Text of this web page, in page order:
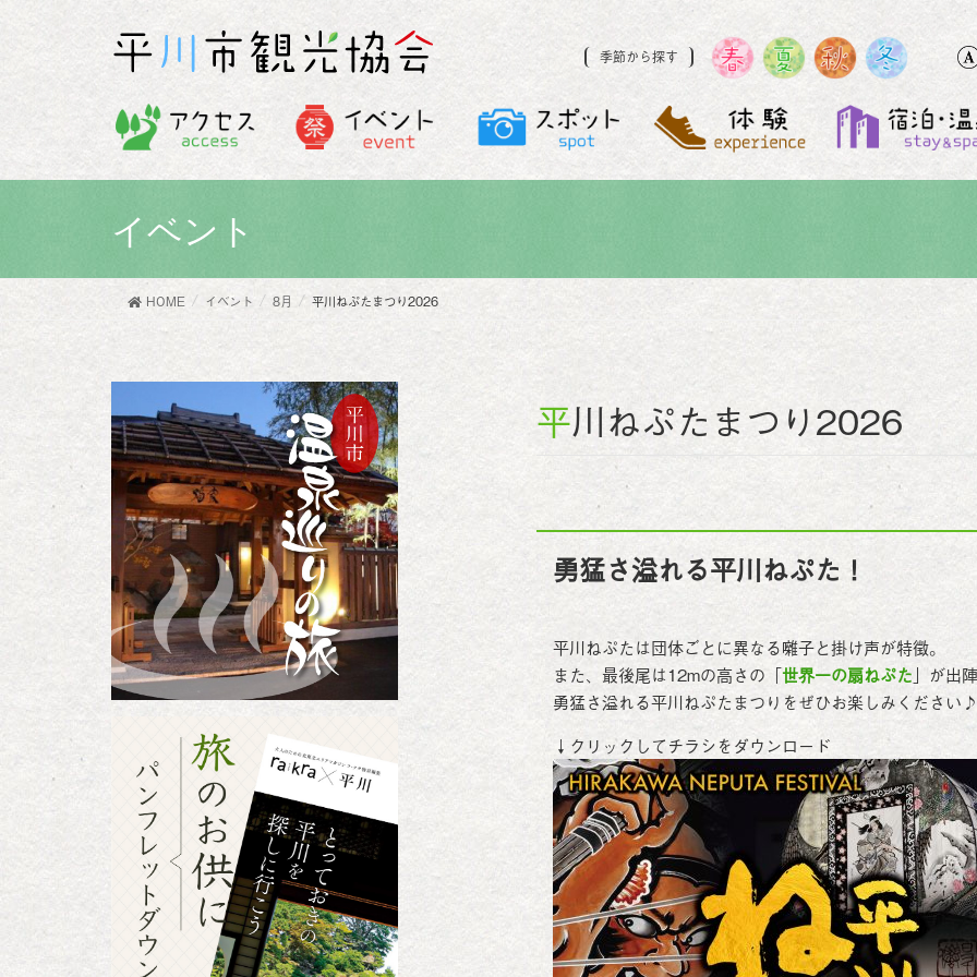
季節から探す
イベント
HOME イベント 8月 平川ねぷたまつり2026
平川ねぷたまつり2026
勇猛さ溢れる平川ねぷた！
平川ねぷたは団体ごとに異なる囃子と掛け声が特徴。
また、最後尾は12mの高さの「世界一の扇ねぷた 」が出
勇猛さ溢れる平川ねぷたまつりをぜひお楽しみください♪
↓クリックしてチラシをダウンロード